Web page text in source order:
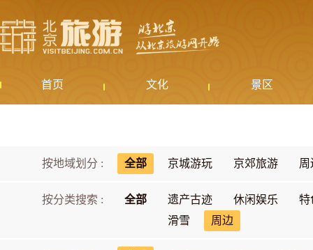
首页 文化 景区
按地域划分 : 全部 京城游玩 京郊旅游 周
按分类搜索 : 全部 遗产古迹 休闲娱乐
特
滑雪
周边